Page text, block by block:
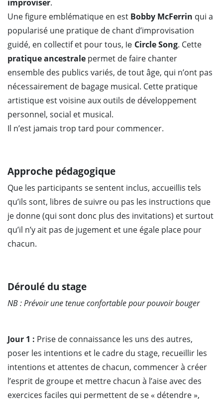
improviser.
Une figure emblématique en est Bobby McFerrin qui a
popularisé une pratique de chant d’improvisation
guidé, en collectif et pour tous, le Circle Song. Cette
pratique ancestrale permet de faire chanter
ensemble des publics variés, de tout âge, qui n’ont pas
nécessairement de bagage musical. Cette pratique
artistique est voisine aux outils de développement
personnel, social et musical.
Il n’est jamais trop tard pour commencer.
Approche pédagogique
Que les participants se sentent inclus, accueillis tels
qu’ils sont, libres de suivre ou pas les instructions que
je donne (qui sont donc plus des invitations) et surtout
qu’il n’y ait pas de jugement et une égale place pour
chacun.
Déroulé du stage
NB : Prévoir une tenue confortable pour pouvoir bouger
Jour 1 : Prise de connaissance les uns des autres,
poser les intentions et le cadre du stage, recueillir les
intentions et attentes de chacun, commencer à créer
l’esprit de groupe et mettre chacun à l’aise avec des
exercices faciles qui permettent de se « détendre »,